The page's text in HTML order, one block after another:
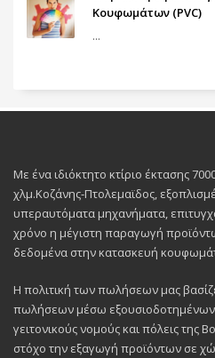
Κουφωμάτων (PVC)
...
Με ένα ιδιόκτητο κτίριο έκτασης
χλμ.Κοζάνης-Πτολεμαϊδος,
υπεραυτόματα μηχανήματα,
χρόνο η μέγιστη παραγωγή
δεδομένα στην κατασκευή
Η πολιτική των πωλήσεων μας
πωλήσεων μέσω
γειτονικούς νομούς και πόλεις της
στόχο την εξαγωγή προϊόντων σε